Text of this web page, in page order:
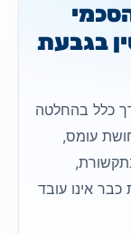
בגבעת
כלל בהחלטה
עומס,
אינו עובד